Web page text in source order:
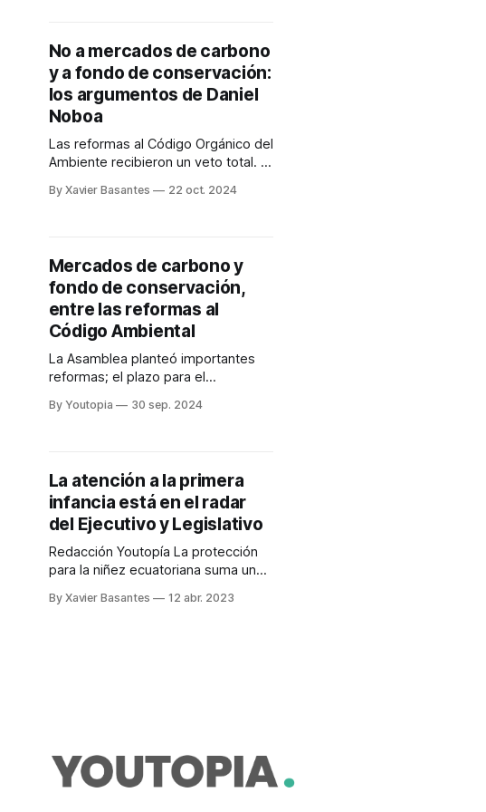
No a mercados de carbono
y a fondo de conservación:
los argumentos de Daniel
Noboa
Las reformas al Código Orgánico del
Ambiente recibieron un veto total. El
forma y de fondo y a
By Xavier Basantes 22 oct. 2024
Mercados de carbono y
fondo de conservación,
entre las reformas al
Código Ambiental
La Asamblea planteó importantes
reformas; el plazo para el
corriendo
By Youtopia 30 sep. 2024
La atención a la primera
infancia está en el radar
del Ejecutivo y Legislativo
Redacción Youtopía La protección
para la niñez ecuatoriana suma una
Ejecutivo y de organizaciones de la
By Xavier Basantes 12 abr. 2023